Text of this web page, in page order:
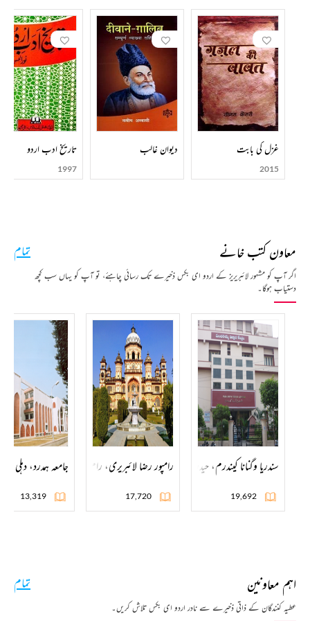
غزل کی بابت
2015
دیوان غالب تاریخ ادب اردو
1997
معاون کتب خانے
اگر آپ کو مشہور لائبریریز کے اردو ای بکس ذخیرے تک رسائی چاہئے، تو آپ کو یہاں سب کچھ
دستیاب ہوگا۔
تمام
سندریا وگنانا کیندرم، حیدرآباد
19,692
رامپور رضا لائبریری، رام پور
17,720
جامعہ ہمدرد، دہلی
13,319
اہم معاونین
عطیہ کنندگان کے ذاتی ذخیرے سے نادر اردو ای بکس تلاش کریں۔
تمام